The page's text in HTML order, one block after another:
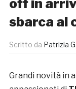
off in
sbarca al
Scritto da Patrizia
Grandi novità in